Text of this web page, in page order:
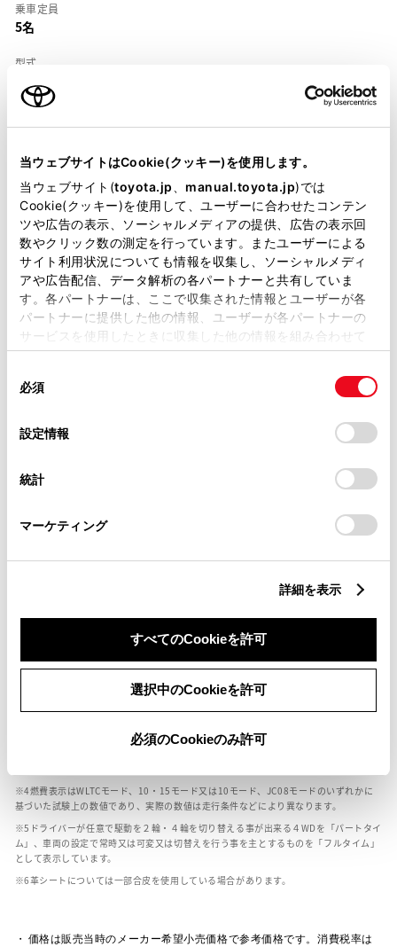
当ウェブサイトはCookie(クッキー)を使用します。
当ウェブサイト(toyota.jp manual.toyota.jp)では
Cookie(クッキー)を使用して、ユーザーに合わせたコンテン
ツや広告の表示、ソーシャルメディアの提供、広告の表示回
数やクリック数の測定を行っています。またユーザーによる
サイト利用状況についても情報を収集し、ソーシャルメディ
アや広告配信、データ解析の各パートナーと共有していま
す。各パートナーは、ここで収集された情報とユーザーが各
パートナーに提供した他の情報、ユーザーが各パートナーの
サービスを使用したときに収集した他の情報を組み合わせて
使用することがあります。当ウェブサイトの使用を続行する
デバイスにすべてのCookie(クッキー)が保存されることに同
意したことになります。Cookie(クッキー)のオプトアウト、
設定の変更、同意を撤回したりするにあたっては、当社の
「Cookie（クッキー）情報の取り扱いについて
」をご覧くだ
必須
設定情報
統計
マーケティング
詳細を表示
すべてのCookieを許可
選択中のCookieを許可
必須のCookieのみ許可
乗車定員
5名
型式
E-AE110
ホイールベース ※1
2465mm
トレッド前／後
1470/1460mm
室内長×室内幅× 室内高
1875 ×1435 ×1165mm
車両重量
1020kg
装備・オプション
ールベースが左右で数値が異なる場合がございます。
エンジン仕様により、×2の表記がしてある場合がございます。（ロータリーエンジ
燃費表示はWLTCモード、10・15モード又は10モード、JC08モードのいずれかに
基づいた試験上の数値であり、実際の数値は走行条件などにより異なります。
ドライバーが任意で駆動を２輪・４輪を切り替える事が出来る４WDを「パートタイ
ム」、車両の設定で常時又は可変又は切替えを行う事を主とするものを「フルタイム」
として表示しています。
革シートについては一部合皮を使用している場合があります。
価格は販売当時のメーカー希望小売価格で参考価格です。消費税率は